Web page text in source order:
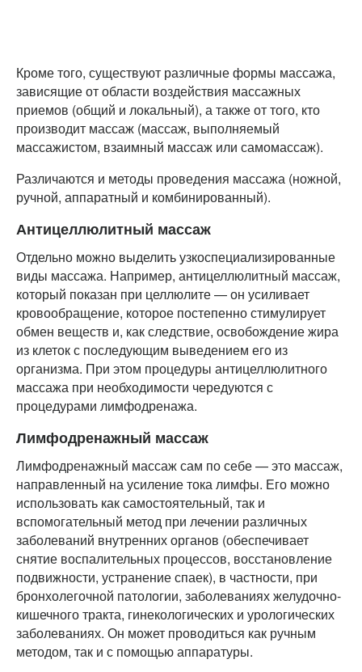
Кроме того, существуют различные формы массажа,
зависящие от области воздействия массажных
приемов (общий и локальный), а также от того, кто
производит массаж (массаж, выполняемый
массажистом, взаимный массаж или самомассаж).
Различаются и методы проведения массажа (ножной,
ручной, аппаратный и комбинированный).
Антицеллюлитный массаж
Отдельно можно выделить узкоспециализированные
виды массажа. Например, антицеллюлитный массаж,
который показан при целлюлите — он усиливает
кровообращение, которое постепенно стимулирует
обмен веществ и, как следствие, освобождение жира
из клеток с последующим выведением его из
организма. При этом процедуры антицеллюлитного
массажа при необходимости чередуются с
процедурами лимфодренажа.
Лимфодренажный массаж
Лимфодренажный массаж сам по себе — это массаж,
направленный на усиление тока лимфы. Его можно
использовать как самостоятельный, так и
вспомогательный метод при лечении различных
заболеваний внутренних органов (обеспечивает
снятие воспалительных процессов, восстановление
подвижности, устранение спаек), в частности, при
бронхолегочной патологии, заболеваниях желудочно-
кишечного тракта, гинекологических и урологических
заболеваниях. Он может проводиться как ручным
методом, так и с помощью аппаратуры.